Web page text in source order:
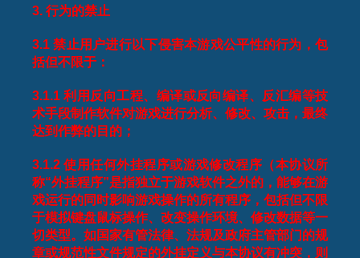
3. 行为的禁止
3.1禁止用户进行以下侵害本游戏公平性的行为，包
括但不限于：
3.1.1利用反向工程、编译或反向编译、反汇编等技
术手段制作软件对游戏进行分析、修改、攻击，最终
达到作弊的目的；
3.1.2使用任何外挂程序或游戏修改程序（本协议所
称“外挂程序”是指独立于游戏软件之外的，能够在游
戏运行的同时影响游戏操作的所有程序，包括但不限
于模拟键盘鼠标操作、改变操作环境、修改数据等一
切类型。如国家有管法律、法规及政府主管部门的规
章或规范性文件规定的外挂定义与本协议有冲突，则